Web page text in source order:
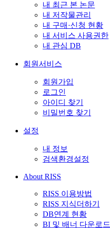
내 최근 본 논문
내 저작물관리
내 구매·신청 현황
내 서비스 사용권한
내 관심 DB
회원서비스
회원가입
로그인
아이디 찾기
비밀번호 찾기
설정
내 정보
검색환경설정
About RISS
RISS 이용방법
RISS 지식더하기
DB연계 현황
BI 및 배너 다운로드